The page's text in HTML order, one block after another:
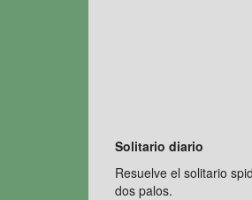
Solitario diario
Resuelve el solitario
dos palos.